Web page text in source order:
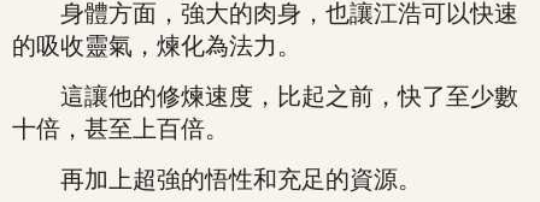
身體方面，強大的肉身，也讓江浩可以快速
的吸收靈氣，煉化為法力。
這讓他的修煉速度，比起之前，快了至少數
十倍，甚至上百倍。
再加上超強的悟性和充足的資源。